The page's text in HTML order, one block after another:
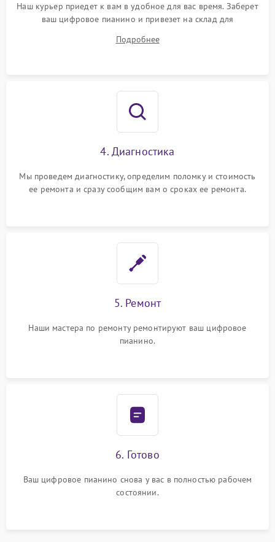
Наш курьер приедет к вам в удобное для вас время. Заберет
ваш цифровое пианино и привезет на склад для
Подробнее
4. Диагностика
Мы проведем диагностику, определим поломку и стоимость
ее ремонта и сразу сообщим вам о сроках ее ремонта.
5. Ремонт
Наши мастера по ремонту ремонтируют ваш цифровое
пианино.
6. Готово
Ваш цифровое пианино снова у вас в полностью рабочем
состоянии.